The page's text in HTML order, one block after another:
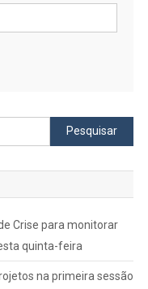
Pesquisar
por:
Crise para monitorar
quinta-feira
na primeira sessão